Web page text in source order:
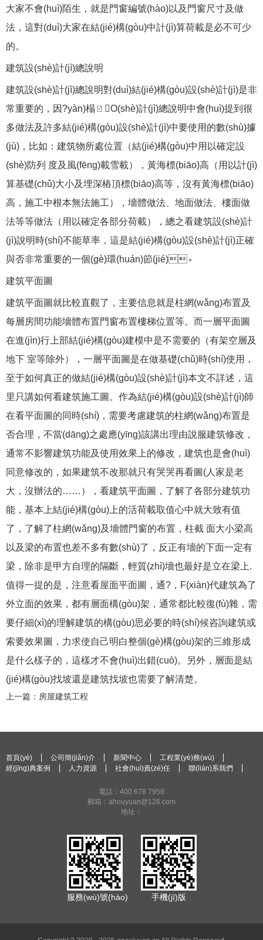
大家不會(huì)陌生，就是門窗編號(hào)以及門窗尺寸及做
法，這對(duì)大家在結(jié)構(gòu)中計(jì)算荷載是必不可少
的。
建筑設(shè)計(jì)總說明
建筑設(shè)計(jì)總說明對(duì)結(jié)構(gòu)設(shè)計(jì)是非
常重要的，因?yàn)榻ㄖO(shè)計(jì)總說明中會(huì)提到很
多做法及許多結(jié)構(gòu)設(shè)計(jì)中要使用的數(shù)據
(jù)，比如：建筑物所處位置（結(jié)構(gòu)中用以確定設
(shè)防列 度及風(fēng)載雪載），黃海標(biāo)高（用以計(jì)
算基礎(chǔ)大小及埋深樁頂標(biāo)高等，沒有黃海標(biāo)
高，施工中根本無法施工），墻體做法、地面做法、樓面做
法等等做法（用以確定各部分荷載），總之看建筑設(shè)計
(jì)說明時(shí)不能草率，這是結(jié)構(gòu)設(shè)計(jì)正確
與否非常重要的一個(gè)環(huán)節(jié)。
建筑平面圖
建筑平面圖就比較直觀了，主要信息就是柱網(wǎng)布置及
每層房間功能墻體布置門窗布置樓梯位置等。而一層平面圖
在進(jìn)行上部結(jié)構(gòu)建模中是不需要的（有架空層及
地下 室等除外），一層平面圖是在做基礎(chǔ)時(shí)使用，
至于如何真正的做結(jié)構(gòu)設(shè)計(jì)本文不詳述，這
里只講如何看建筑施工圖。作為結(jié)構(gòu)設(shè)計(jì)師
在看平面圖的同時(shí)，需要考慮建筑的柱網(wǎng)布置是
否合理，不當(dāng)之處應(yīng)該講出理由說服建筑修改，
通常不影響建筑功能及使用效果上的修改，建筑也是會(huì)
同意修改的，如果建筑不改那就只有哭哭再看圖(人家是老
大，沒辦法的……），看建筑平面圖，了解了各部分建筑功
能，基本上結(jié)構(gòu)上的活荷載取值心中就大致有值
了，了解了柱網(wǎng)及墻體門窗的布置，柱截 面大小梁高
以及梁的布置也差不多有數(shù)了，反正有墻的下面一定有
梁，除非是甲方自理的隔斷，輕質(zhì)墻也最好是立在梁上.
值得一提的是，注意看屋面平面圖，通?，F(xiàn)代建筑為了
外立面的效果，都有層面構(gòu)架，通常都比較復(fù)雜，需
要仔細(xì)的理解建筑的構(gòu)思必要的時(shí)候咨詢建筑或
索要效果圖，力求使自己明白整個(gè)構(gòu)架的三維形成
是什么樣子的，這樣才不會(huì)出錯(cuò)。另外，層面是結
(jié)構(gòu)找坡還是建筑找坡也需要了解清楚。
上一篇：房屋建筑工程
首頁(yè) 公司簡(jiǎn)介 新聞中心
工程業(yè)務(wù)
經(jīng)典案例
人力資源 社會(huì)責(zé)任 聯(lián)系我們
電話：400 678 7958
郵箱：ahouyuan@126.com
地址：
服務(wù)號(hào) 手機(jī)版